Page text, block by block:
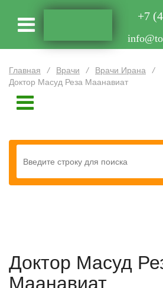
+7
Главная / Врачи / Врачи Ирана
/
Доктор Масуд Реза Маанавиат
Доктор Масуд
Маанавиат